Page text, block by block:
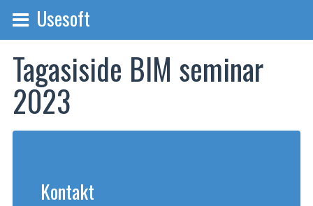
Usesoft
Tagasiside BIM seminar
2023
Kontakt